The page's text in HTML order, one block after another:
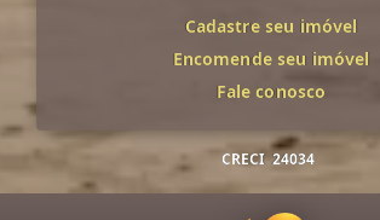
Cadastre seu imóvel
Encomende seu imóvel
Fale conosco
CRECI 24034